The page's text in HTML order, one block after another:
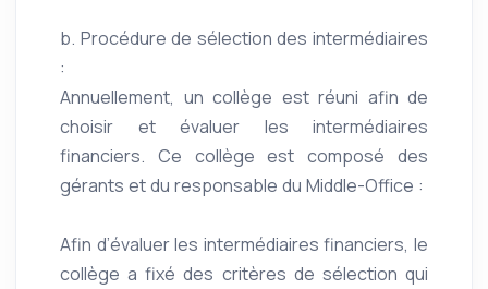
b. Procédure de sélection des intermédiaires
:
Annuellement, un collège est réuni afin de
choisir et évaluer les intermédiaires
financiers. Ce collège est composé des
gérants et du responsable du Middle-Office :
Afin d’évaluer les intermédiaires financiers, le
collège a fixé des critères de sélection qui